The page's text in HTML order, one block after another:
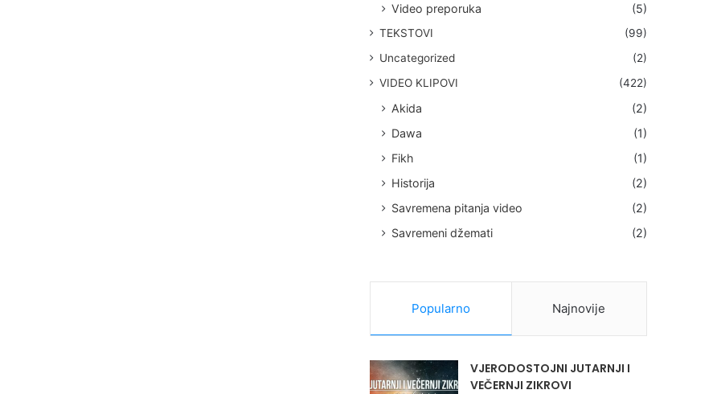
Video preporuka
(5)
TEKSTOVI
(99)
Uncategorized
(2)
VIDEO KLIPOVI
(422)
Akida
(2)
Dawa
(1)
Fikh
(1)
Historija
(2)
Savremena pitanja video
(2)
Savremeni džemati
(2)
Popularno Najnovije
VJERODOSTOJNI JUTARNJI I
VEČERNJI ZIKROVI